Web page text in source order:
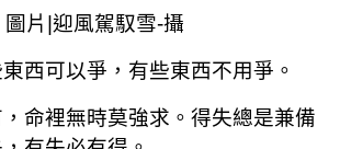
圖片 迎風駕馭雪-攝
西可以爭，有些東西不用爭。
命裡無時莫強求。得失總是兼備